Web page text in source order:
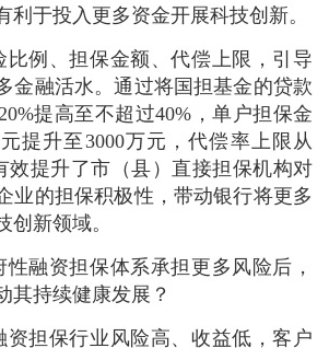
利于投入更多资金开展科技创新。
比例、担保金额、代偿上限，引导
金融活水。通过将国担基金的贷款
提高至不超过40%，单户担保金
提升至3000万元，代偿率上限从
效提升了市（县）直接担保机构对
业的担保积极性，带动银行将更多
创新领域。
性融资担保体系承担更多风险后，
其持续健康发展？
资担保行业风险高、收益低，客户